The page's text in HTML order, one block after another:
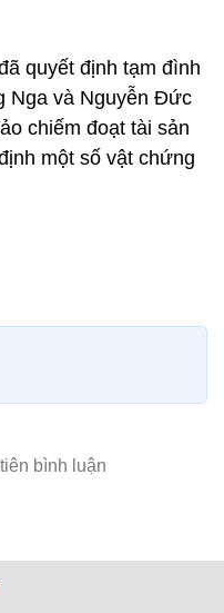
quyết định tạm đình
Nga và Nguyễn Đức
chiếm đoạt tài sản
một số vật chứng